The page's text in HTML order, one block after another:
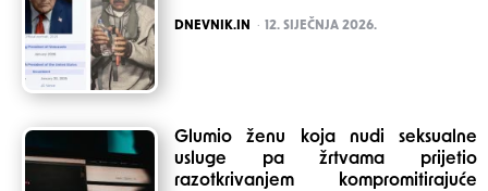
POSTED
DNEVNIK.IN 12. SIJEČNJA 2026.
Glumio ženu koja nudi seksualne
usluge pa žrtvama prijetio
razotkrivanjem kompromitirajuće